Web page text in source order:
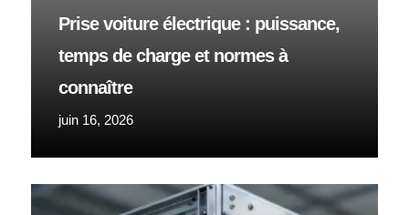
Prise voiture électrique : puissance,
temps de charge et normes à
connaître
juin 16, 2026